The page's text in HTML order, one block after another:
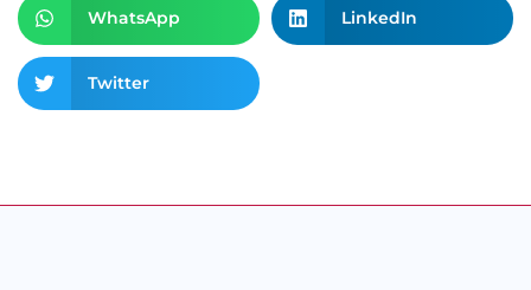
WhatsApp LinkedIn
Twitter